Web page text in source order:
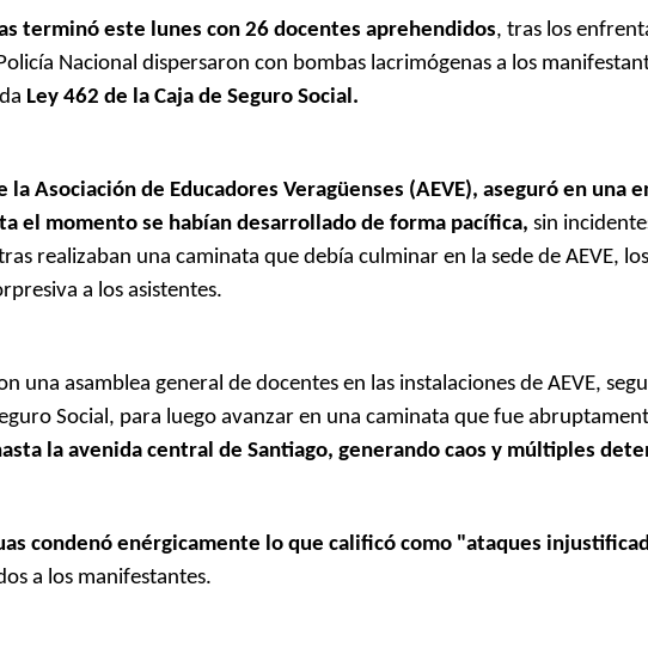
terminó este lunes con 26 docentes aprehendidos, tras los
Nacional dispersaron con bombas lacrimógenas a los
Ley 462 de la Caja de Seguro Social.
la Asociación de Educadores Veragüenses (AEVE), aseguró en
el momento se habían desarrollado de forma pacífica, sin
realizaban una caminata que debía culminar en la sede de AEVE,
a los asistentes.
una asamblea general de docentes en las instalaciones de AEVE,
Social, para luego avanzar en una caminata que fue
la avenida central de Santiago, generando caos y múltiples
condenó enérgicamente lo que calificó como "ataques
a los manifestantes.